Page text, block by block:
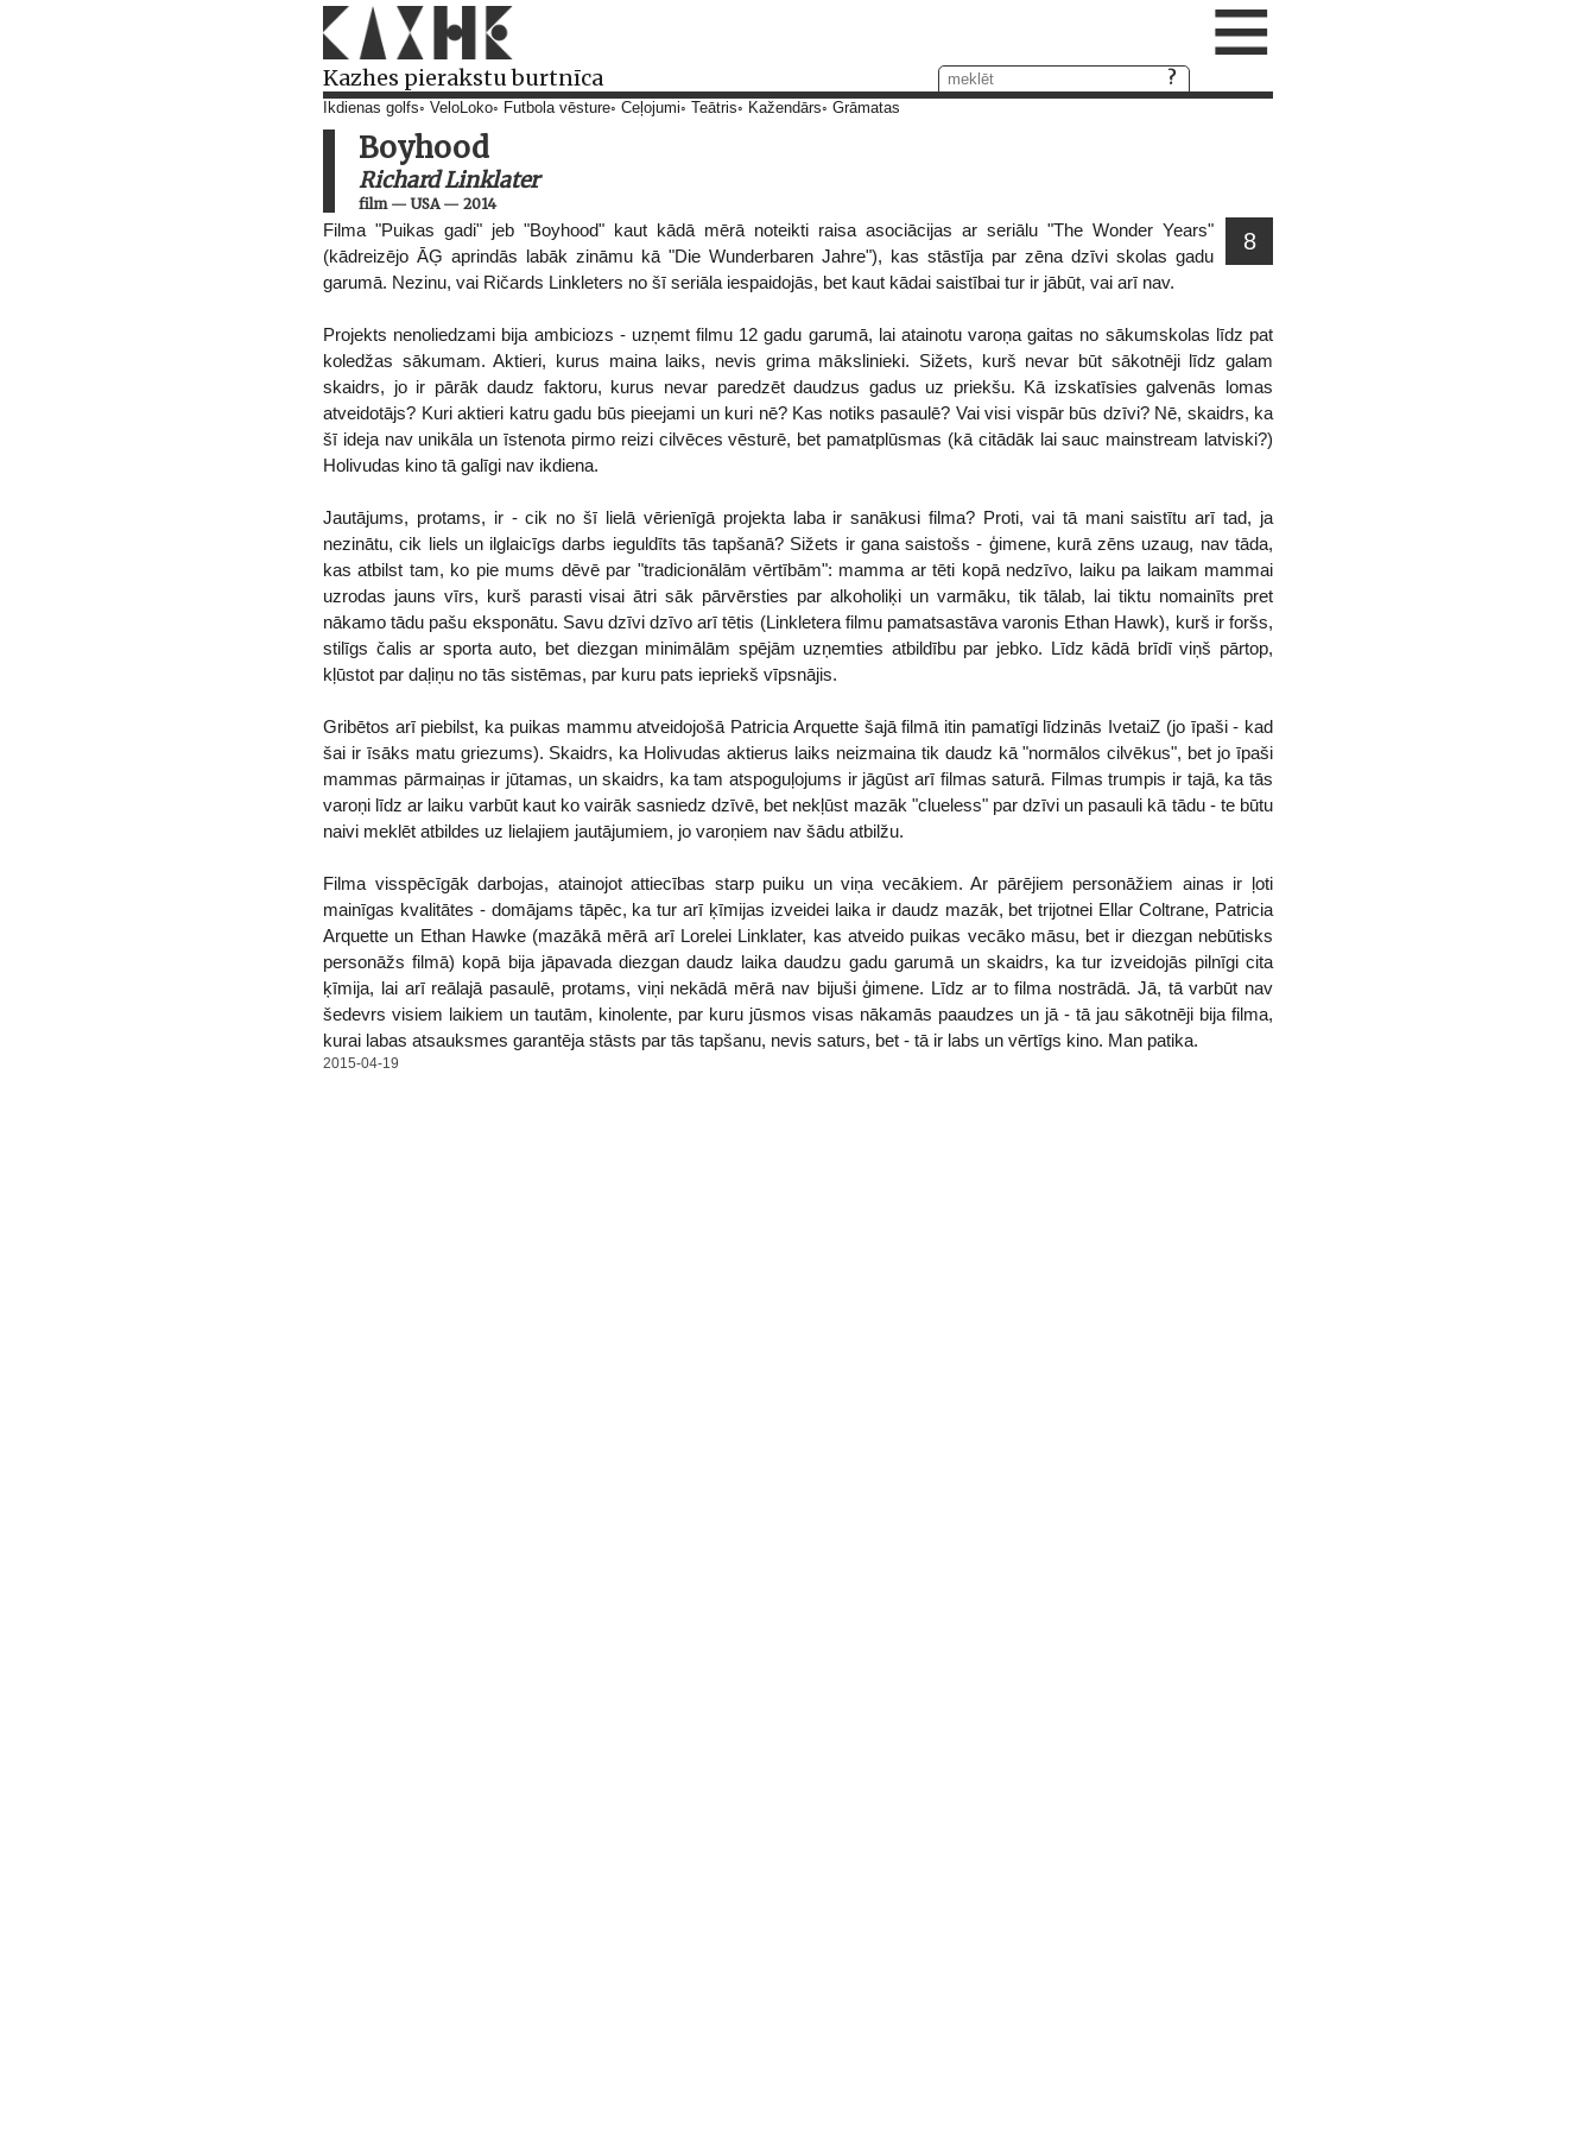
Kazhes pierakstu burtnīca ≡
Ikdienas golfs VeloLoko Futbola vēsture Ceļojumi Teātris Kažendārs Grāmatas
Boyhood
Richard Linklater
film— USA— 2014
8
Filma "Puikas gadi" jeb "Boyhood" kaut kādā mērā noteikti raisa asociācijas ar seriālu "The Wonder Years"
(kādreizējo ĀĢ aprindās labāk zināmu kā "Die Wunderbaren Jahre"), kas stāstīja par zēna dzīvi skolas gadu
garumā. Nezinu, vai Ričards Linkleters no šī seriāla iespaidojās, bet kaut kādai saistībai tur ir jābūt, vai arī nav.
Projekts nenoliedzami bija ambiciozs - uzņemt filmu 12 gadu garumā, lai atainotu varoņa gaitas no sākumskolas līdz pat
koledžas sākumam. Aktieri, kurus maina laiks, nevis grima mākslinieki. Sižets, kurš nevar būt sākotnēji līdz galam
skaidrs, jo ir pārāk daudz faktoru, kurus nevar paredzēt daudzus gadus uz priekšu. Kā izskatīsies galvenās lomas
atveidotājs? Kuri aktieri katru gadu būs pieejami un kuri nē? Kas notiks pasaulē? Vai visi vispār būs dzīvi? Nē, skaidrs, ka
šī ideja nav unikāla un īstenota pirmo reizi cilvēces vēsturē, bet pamatplūsmas (kā citādāk lai sauc mainstream latviski?)
Holivudas kino tā galīgi nav ikdiena.
Jautājums, protams, ir - cik no šī lielā vērienīgā projekta laba ir sanākusi filma? Proti, vai tā mani saistītu arī tad, ja
nezinātu, cik liels un ilglaicīgs darbs ieguldīts tās tapšanā? Sižets ir gana saistošs - ģimene, kurā zēns uzaug, nav tāda,
kas atbilst tam, ko pie mums dēvē par "tradicionālām vērtībām": mamma ar tēti kopā nedzīvo, laiku pa laikam mammai
uzrodas jauns vīrs, kurš parasti visai ātri sāk pārvērsties par alkoholiķi un varmāku, tik tālab, lai tiktu nomainīts pret
nākamo tādu pašu eksponātu. Savu dzīvi dzīvo arī tētis (Linkletera filmu pamatsastāva varonis Ethan Hawk), kurš ir foršs,
stilīgs čalis ar sporta auto, bet diezgan minimālām spējām uzņemties atbildību par jebko. Līdz kādā brīdī viņš pārtop,
kļūstot par daļiņu no tās sistēmas, par kuru pats iepriekš vīpsnājis.
Gribētos arī piebilst, ka puikas mammu atveidojošā Patricia Arquette šajā filmā itin pamatīgi līdzinās IvetaiZ (jo īpaši - kad
šai ir īsāks matu griezums). Skaidrs, ka Holivudas aktierus laiks neizmaina tik daudz kā "normālos cilvēkus", bet jo īpaši
mammas pārmaiņas ir jūtamas, un skaidrs, ka tam atspoguļojums ir jāgūst arī filmas saturā. Filmas trumpis ir tajā, ka tās
varoņi līdz ar laiku varbūt kaut ko vairāk sasniedz dzīvē, bet nekļūst mazāk "clueless" par dzīvi un pasauli kā tādu - te būtu
naivi meklēt atbildes uz lielajiem jautājumiem, jo varoņiem nav šādu atbilžu.
Filma visspēcīgāk darbojas, atainojot attiecības starp puiku un viņa vecākiem. Ar pārējiem personāžiem ainas ir ļoti
mainīgas kvalitātes - domājams tāpēc, ka tur arī ķīmijas izveidei laika ir daudz mazāk, bet trijotnei Ellar Coltrane, Patricia
Arquette un Ethan Hawke (mazākā mērā arī Lorelei Linklater, kas atveido puikas vecāko māsu, bet ir diezgan nebūtisks
personāžs filmā) kopā bija jāpavada diezgan daudz laika daudzu gadu garumā un skaidrs, ka tur izveidojās pilnīgi cita
ķīmija, lai arī reālajā pasaulē, protams, viņi nekādā mērā nav bijuši ģimene. Līdz ar to filma nostrādā. Jā, tā varbūt nav
šedevrs visiem laikiem un tautām, kinolente, par kuru jūsmos visas nākamās paaudzes un jā - tā jau sākotnēji bija filma,
kurai labas atsauksmes garantēja stāsts par tās tapšanu, nevis saturs, bet - tā ir labs un vērtīgs kino. Man patika.
2015-04-19